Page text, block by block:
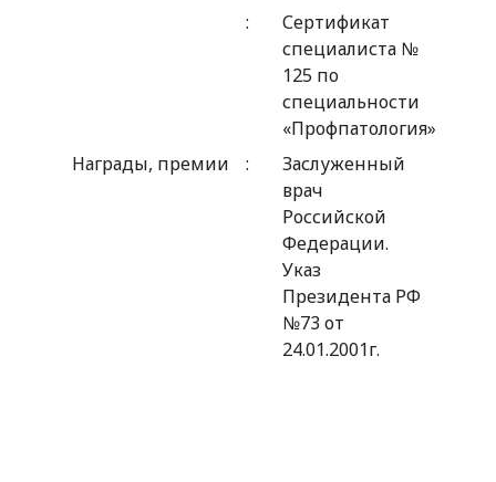
Сертификат
специалиста №
125 по
специальности
«Профпатология»
Награды, премии
Заслуженный
врач
Российской
Федерации.
Указ
Президента РФ
№73 от
24.01.2001г.